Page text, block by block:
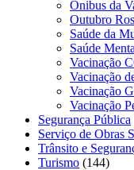
Ônibus da
Outubro
Saúde da
Saúde
Vacinação
Vacinação
Vacinação
Vacinação
Segurança Pública
Serviço de Obras
Trânsito e
Turismo (144)